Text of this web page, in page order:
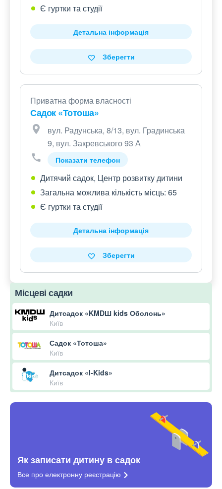
Є гуртки та студії
Детальна інформація
Зберегти
Приватна форма власності
Садок «Тотоша»
вул. Радунська, 8/13, вул. Градинська
9, вул. Закревського 93 А
Показати телефон
Дитячий садок, Центр розвитку дитини
Загальна можлива кількість місць: 65
Є гуртки та студії
Детальна інформація
Зберегти
Місцеві садки
Дитсадок «KMDШ kids Оболонь»
Київ
Садок «Тотоша»
Київ
Дитсадок «I-Kids»
Київ
Як записати дитину в садок
Все про електронну реєстрацію